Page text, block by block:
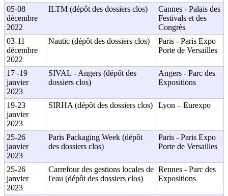
05-08
décembre
2022
ILTM (dépôt des dossiers clos)
Cannes - Palais des
Festivals et des
Congrès
03-11
décembre
2022
Nautic (dépôt des dossiers clos)
Paris - Paris Expo
Porte de Versailles
17 -19
janvier
2023
SIVAL - Angers (dépôt des
dossiers clos)
Angers - Parc des
Expositions
19-23
janvier
2023
SIRHA (dépôt des dossiers clos) Lyon – Eurexpo
25-26
janvier
2023
Paris Packaging Week (dépôt
des dossiers clos)
Paris - Paris Expo
Porte de Versailles
25-26
janvier
2023
Carrefour des gestions locales de
l'eau (dépôt des dossiers clos)
Rennes - Parc des
Expositions